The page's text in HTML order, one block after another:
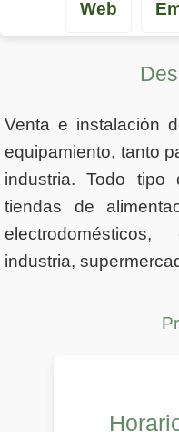
Web
Venta e instalación
equipamiento, tanto
industria. Todo tipo
tiendas de
electrodomésticos,
industria,